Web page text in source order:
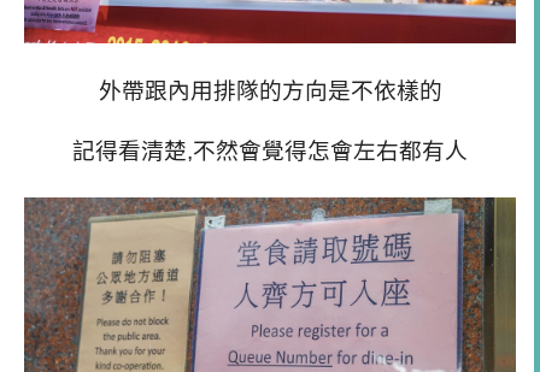
外帶跟內用排隊的方向是不依樣的
記得看清楚,不然會覺得怎會左右都有人